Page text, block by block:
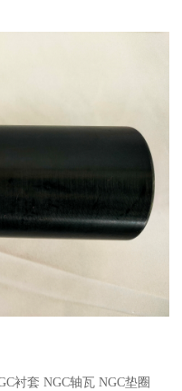
衬套 NGC轴瓦 NGC垫圈